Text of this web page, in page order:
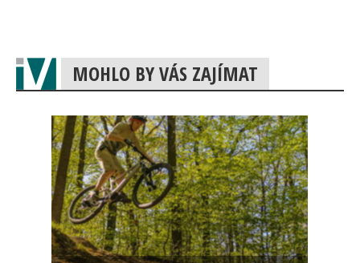
MOHLO BY VÁS ZAJÍMAT